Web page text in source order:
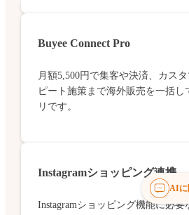
Buyee Connect Pro
月額5,500円で集客や決済、カス
ピート施策まで海外販売を一括し
リです。
Instagramショッピング連携
Instagramショッピング機能に必要
AIに